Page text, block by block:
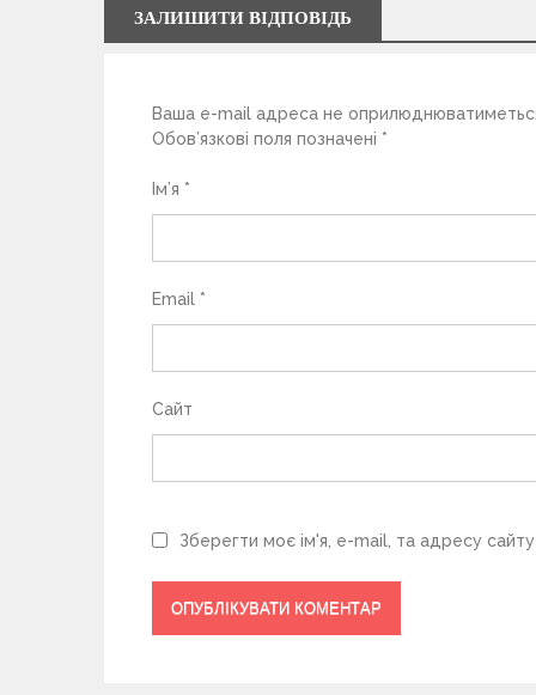
а
и
с
і
в
ЗАЛИШИТИ ВІДПОВІДЬ
Ваша e-mail адреса не
Обов’язкові поля позначені *
Ім’я *
Email *
Сайт
Зберегти моє ім'я, e-mail, та адресу